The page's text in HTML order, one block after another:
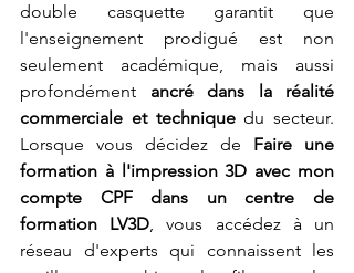
double casquette garantit que
l'enseignement prodigué est non
seulement académique, mais aussi
profondément ancré dans la réalité
commerciale et technique du secteur.
Lorsque vous décidez de Faire une
formation à l'impression 3D avec mon
compte CPF dans un centre de
formation LV3D, vous accédez à un
réseau d'experts qui connaissent les